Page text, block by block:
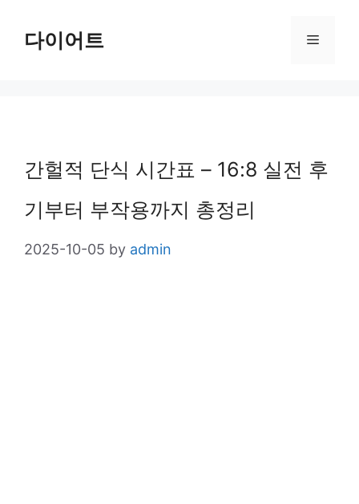
다이어트 Menu
간헐적 단식 시간표 – 16:8 실전 후
기부터 부작용까지 총정리
2025-10-05 by admin